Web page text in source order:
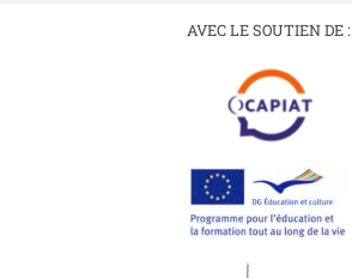
AVEC LE SOUTIEN DE :